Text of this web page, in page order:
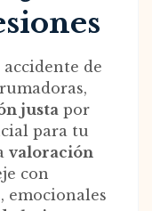
de
justa por
para tu
valoración
con
emocionales